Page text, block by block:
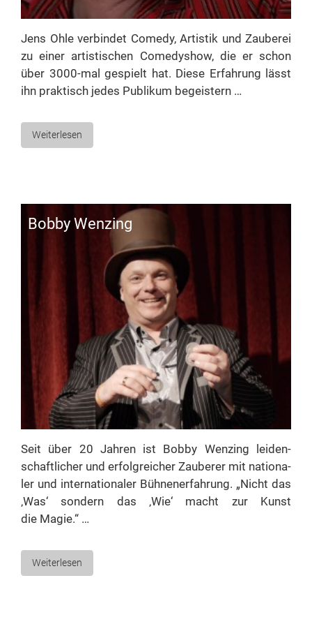
Jens Oh­le ver­bin­det Co­me­dy, Ar­tis­tik und Zau­be­rei
zu ei­ner ar­tis­ti­schen Co­me­dy­show, die er schon
über 3000-mal ge­spielt hat. Die­se Er­fah­rung lässt
ihn prak­tisch je­des Pu­bli­kum begeistern …
Weiterlesen
Bob­by Wenzing
Seit über 20 Jah­ren ist Bob­by Wen­zing lei­den­
schaft­li­cher und er­folg­rei­cher Zau­be­rer mit na­tio­na­
ler und in­ter­na­tio­na­ler Büh­nen­er­fah­rung. „Nicht das
‚Was‘ son­dern das ‚Wie‘ macht zur Kunst
die Magie.“ …
Weiterlesen